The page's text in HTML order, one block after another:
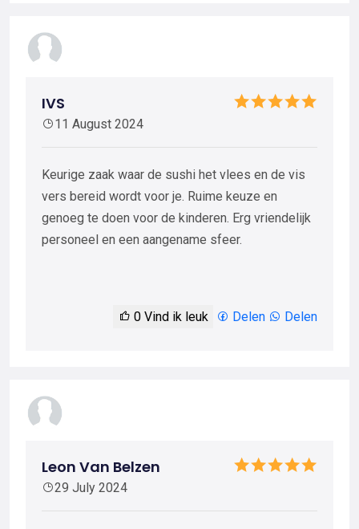
IVS
11 August 2024
Keurige zaak waar de sushi het vlees en de vis
vers bereid wordt voor je. Ruime keuze en
genoeg te doen voor de kinderen. Erg vriendelijk
personeel en een aangename sfeer.
0 Vind ik leuk Delen Delen
Leon Van Belzen
29 July 2024